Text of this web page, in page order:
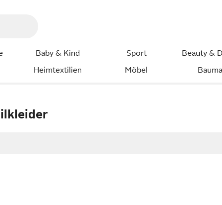
Baby & Kind Sport Beauty &
Heimtextilien Möbel